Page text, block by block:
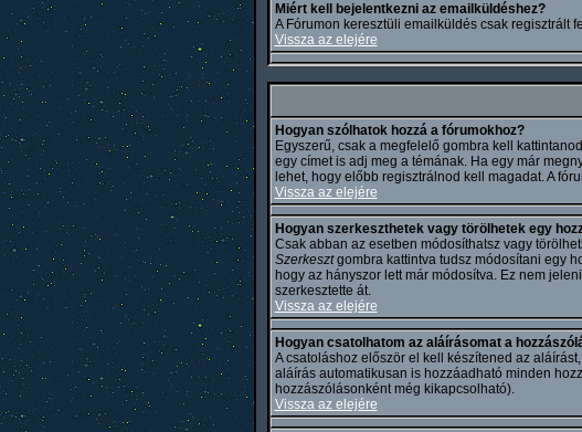
Miért kell bejelentkezni az emailküldéshez?
A Fórumon keresztüli emailküldés csak regisztrált
Vissza az elejére
Hogyan szólhatok hozzá a fórumokhoz?
Egyszerű, csak a megfelelő gombra kell
egy címet is adj meg a témának. Ha egy már
lehet, hogy előbb regisztrálnod kell magadat. A
Vissza az elejére
Hogyan szerkeszthetek vagy törölhetek egy
Csak abban az esetben módosíthatsz vagy
Szerkesztgombra kattintva tudsz módosítani egy
hogy az hányszor lett már módosítva. Ez nem
szerkesztette át.
Vissza az elejére
Hogyan csatolhatom az aláírásomat a
A csatoláshoz először el kell készítened az
aláírás automatikusan is hozzáadható minden
hozzászólásonként még kikapcsolható).
Vissza az elejére